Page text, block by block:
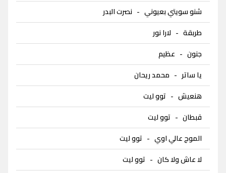
شنو سويتي بعيوني - نصرت البدر
طربقة - لارا نور
جنون - عظيم
يا ساتر - محمد ريحان
هنعيش - توو ليت
قبطان - توو ليت
الموج عالي اوي - توو ليت
لا عاش ولا كان - توو ليت